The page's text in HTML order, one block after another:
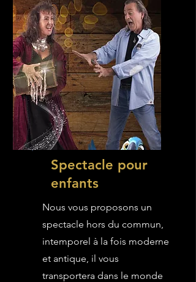
Spectacle pour
enfants
Nous vous proposons un
spectacle hors du commun,
intemporel à la fois moderne
et antique, il vous
transportera dans le monde